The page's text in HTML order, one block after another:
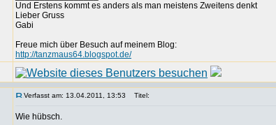
Und Erstens kommt es anders als man meistens Zweitens denkt
Lieber Gruss
Gabi
Freue mich über Besuch auf meinem Blog:
http://tanzmaus64.blogspot.de/
Verfasst am: 13.04.2011, 13:53 Titel:
Wie hübsch.